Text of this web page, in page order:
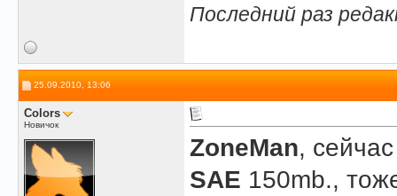
Последний раз
25.09.2010, 13:06
Colors
Новичок
ZoneMan,
SAE 150mb.,